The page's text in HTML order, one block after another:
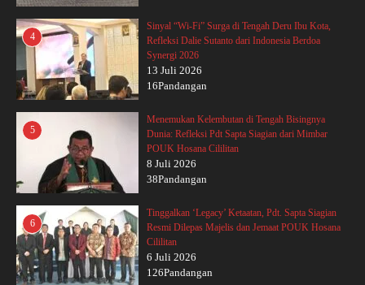
4
Sinyal “Wi-Fi” Surga di Tengah Deru Ibu Kota,
Refleksi Dalie Sutanto dari Indonesia Berdoa
Synergi 2026
13 Juli 2026
16Pandangan
5
Menemukan Kelembutan di Tengah Bisingnya
Dunia: Refleksi Pdt Sapta Siagian dari Mimbar
POUK Hosana Cililitan
8 Juli 2026
38Pandangan
6
Tinggalkan ‘Legacy’ Ketaatan, Pdt. Sapta Siagian
Resmi Dilepas Majelis dan Jemaat POUK Hosana
Cililitan
6 Juli 2026
126Pandangan